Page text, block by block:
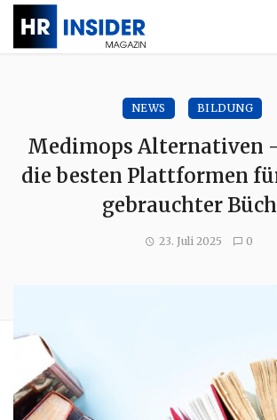
NEWS BILDUNG
Medimops Alternativen
die besten Plattformen
gebrauchter
23. Juli 2025 0